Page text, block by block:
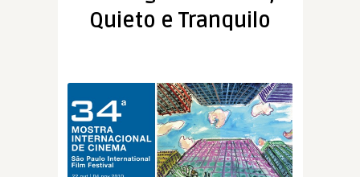
Quieto e Tranquilo